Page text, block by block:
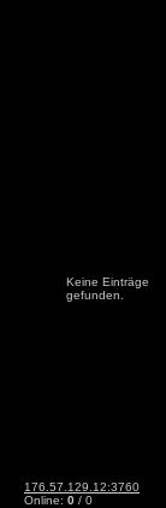
Keine Einträge
gefunden.
176.57.129.12:3760
Online: 0 / 0